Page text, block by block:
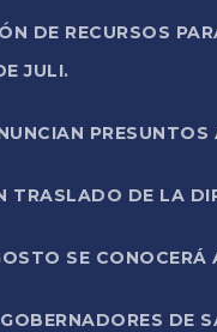
DE RECURSOS
JULI.
TRASLADO DE LA
SE
DE